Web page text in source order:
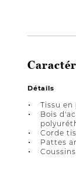
Détails
Tissu en
Bois
Corde
Pattes